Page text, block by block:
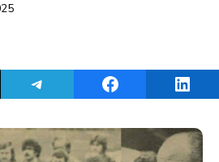
ThreadsShare on TelegramShare on Facebook